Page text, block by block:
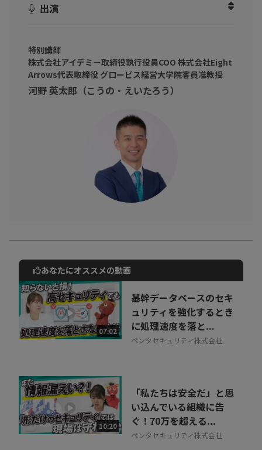
向けて、仕事の成果につながるちょっとした工夫が学べます。
出演
特別講師
株式会社アイデミー取締役執行役員COO 株式会社Eight
Arrows代表取締役 グロービス経営大学院客員准教授
河野 英太郎（こうの・えいたろう）
動画でご紹介しているサービスについて
お気軽にご相談・ご質問いただけます！
30秒でお申し込み可能
相談を希望する 無料
あなたにオススメの動画
07:02
基幹データベースのセキ
ュリティを強化するとき
に処理速度を落と...
ペンタセキュリティ株式会社
10:20
「私たちは安全だ」と思
い込んでいる組織に告
ぐ！70万を超える...
ペンタセキュリティ株式会社